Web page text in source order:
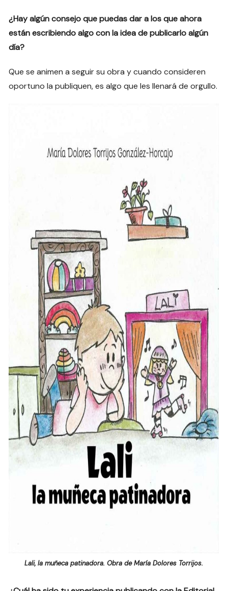
¿Hay algún consejo que puedas dar a los que ahora
están escribiendo algo con la idea de publicarlo algún
día?
Que se animen a seguir su obra y cuando consideren
oportuno la publiquen, es algo que les llenará de orgullo.
Lali, la muñeca patinadora. Obra de María Dolores Torrijos.